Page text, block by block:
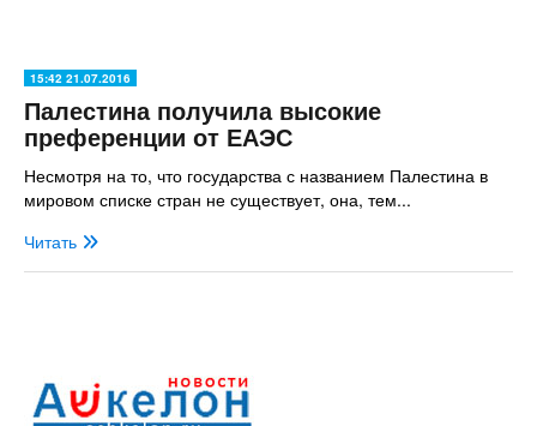
15:42 21.07.2016
Палестина получила высокие
преференции от ЕАЭС
Несмотря на то, что государства с названием Палестина в
мировом списке стран не существует, она, тем...
Читать